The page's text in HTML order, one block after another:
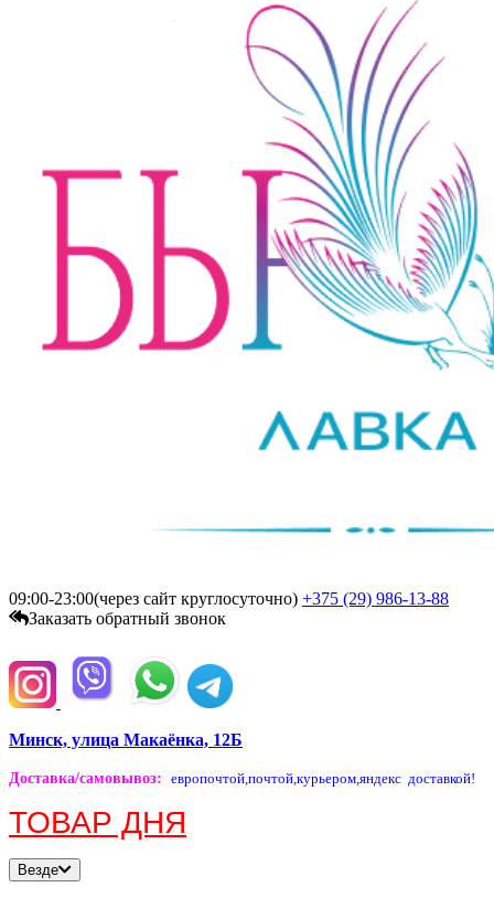
09:00-23:00(через сайт круглосуточно) +375 (29) 986-13-88
Заказать обратный звонок
Минск, улица Макаёнка, 12Б
Доставка/самовывоз: европочтой,почтой,курьером,яндекс доставкой!
ТОВАР ДНЯ
Везде